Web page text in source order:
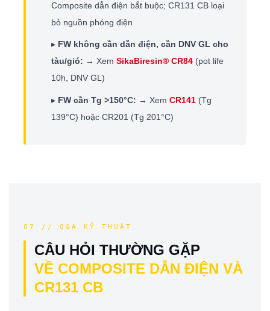
Composite dẫn điện bắt buộc; CR131 CB loại
bỏ nguồn phóng điện
▸ FW không cần dẫn điện, cần DNV GL cho
tàu/gió: → XemSikaBiresin® CR84 (pot life
10h, DNV GL)
▸ FW cần Tg >150°C: → XemCR141 (Tg
139°C) hoặc CR201 (Tg 201°C)
07 // Q&A KỸ THUẬT
CÂU HỎI THƯỜNG GẶP
VỀ COMPOSITE DẪN ĐIỆN VÀ
CR131 CB